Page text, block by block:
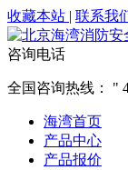
收藏本站 | 联系我
咨询电话
全国咨询热线：
海湾首页
产品中心
产品报价